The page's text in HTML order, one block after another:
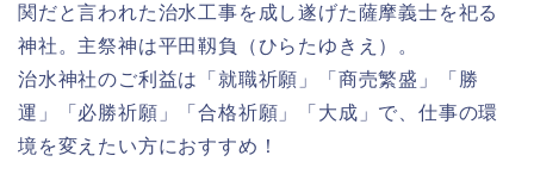
関だと言われた治水工事を成し遂げた薩摩義士を祀る
神社。主祭神は平田靱負（ひらたゆきえ）。
治水神社のご利益は「就職祈願」「商売繁盛」「勝
運」「必勝祈願」「合格祈願」「大成」で、仕事の環
境を変えたい方におすすめ！